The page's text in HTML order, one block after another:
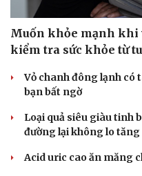
Muốn khỏe mạnh khi
kiểm tra sức khỏe từ
Vỏ chanh đông lạnh có
bạn bất ngờ
Loại quả siêu giàu tinh
đường lại không lo tăng
Acid uric cao ăn măng